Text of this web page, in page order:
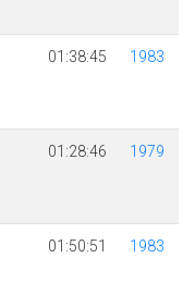
01:38:45 1983
01:28:46 1979
01:50:51 1983